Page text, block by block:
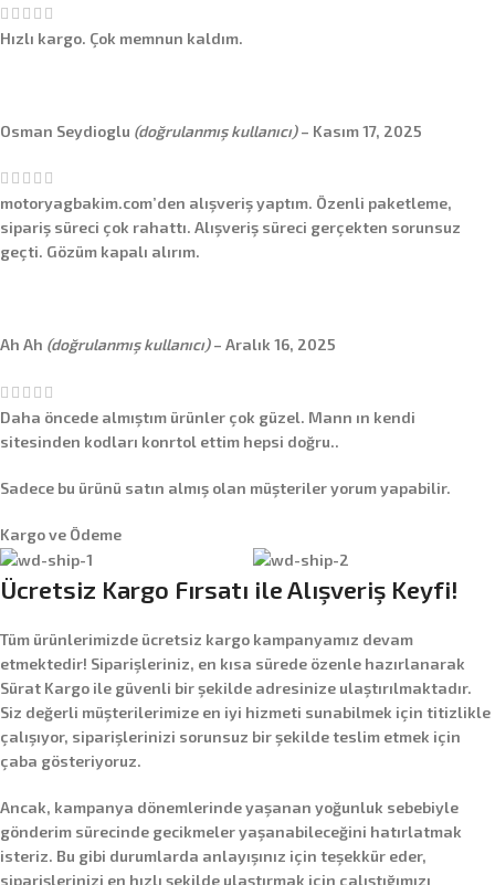
Hızlı kargo. Çok memnun kaldım.
Osman Seydioglu (doğrulanmış kullanıcı) – Kasım 17, 2025
motoryagbakim.com’den alışveriş yaptım. Özenli paketleme,
sipariş süreci çok rahattı. Alışveriş süreci gerçekten sorunsuz
geçti. Gözüm kapalı alırım.
Ah Ah (doğrulanmış kullanıcı) – Aralık 16, 2025
Daha öncede almıştım ürünler çok güzel. Mann ın kendi
sitesinden kodları konrtol ettim hepsi doğru..
Sadece bu ürünü satın almış olan müşteriler yorum yapabilir.
Kargo ve Ödeme
Ücretsiz Kargo Fırsatı ile Alışveriş Keyfi!
Tüm ürünlerimizde ücretsiz kargo kampanyamız devam
etmektedir! Siparişleriniz, en kısa sürede özenle hazırlanarak
Sürat Kargo ile güvenli bir şekilde adresinize ulaştırılmaktadır.
Siz değerli müşterilerimize en iyi hizmeti sunabilmek için titizlikle
çalışıyor, siparişlerinizi sorunsuz bir şekilde teslim etmek için
çaba gösteriyoruz.
Ancak, kampanya dönemlerinde yaşanan yoğunluk sebebiyle
gönderim sürecinde gecikmeler yaşanabileceğini hatırlatmak
isteriz. Bu gibi durumlarda anlayışınız için teşekkür eder,
siparişlerinizi en hızlı şekilde ulaştırmak için çalıştığımızı